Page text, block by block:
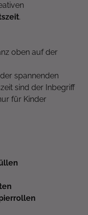
.
oben auf der
spannenden
sind der Inbegriff
für Kinder